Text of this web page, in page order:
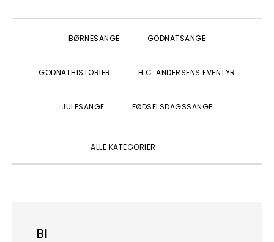
BØRNESANGE GODNATSANGE
GODNATHISTORIER H.C. ANDERSENS EVENTYR
JULESANGE FØDSELSDAGSSANGE
ALLE KATEGORIER
BI